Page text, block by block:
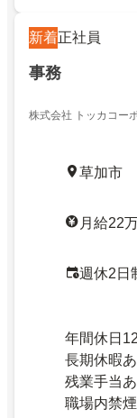
新着正社員
事務
株式会社 トッカコー
草加市
月給22
週休2日
年間休日
長期休暇あ
残業手当あ
職場内禁煙